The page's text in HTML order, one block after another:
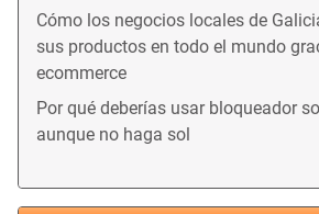
Cómo los negocios locales de
sus productos en todo el mundo
ecommerce
Por qué deberías usar bloqueador
aunque no haga sol